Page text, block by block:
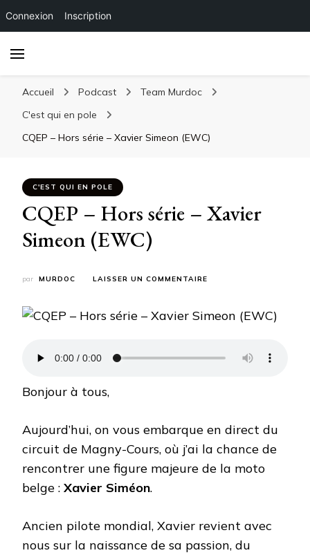
Connexion Inscription
Accueil Podcast
Team Murdoc
C'est qui en pole
CQEP – Hors série – Xavier Simeon (EWC)
C'EST QUI EN POLE
CQEP – Hors série – Xavier
Simeon (EWC)
par MURDOC LAISSER UN COMMENTAIRE
HORS
Bonjour à tous,
Aujourd’hui, on vous embarque en direct du
circuit de Magny-Cours, où j’ai la chance de
rencontrer une figure majeure de la moto
belge : Xavier Siméon.
Ancien pilote mondial, Xavier revient avec
nous sur la naissance de sa passion, du